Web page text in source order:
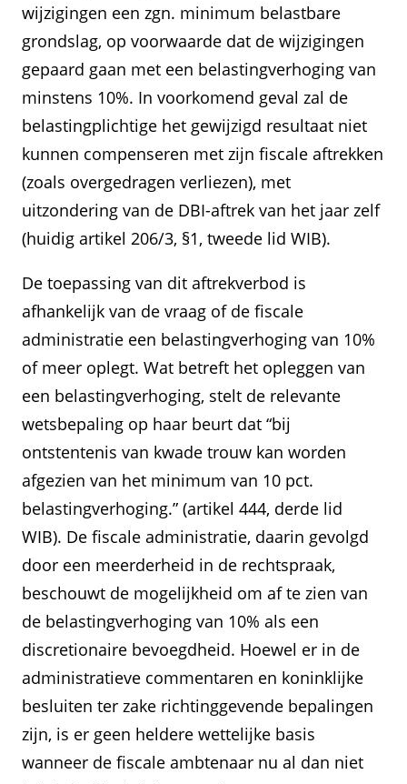
wijzigingen een zgn. minimum belastbare
grondslag, op voorwaarde dat de wijzigingen
gepaard gaan met een belastingverhoging van
minstens 10%. In voorkomend geval zal de
belastingplichtige het gewijzigd resultaat niet
kunnen compenseren met zijn fiscale aftrekken
(zoals overgedragen verliezen), met
uitzondering van de DBI-aftrek van het jaar zelf
(huidig artikel 206/3, §1, tweede lid WIB).
De toepassing van dit aftrekverbod is
afhankelijk van de vraag of de fiscale
administratie een belastingverhoging van 10%
of meer oplegt. Wat betreft het opleggen van
een belastingverhoging, stelt de relevante
wetsbepaling op haar beurt dat “bij
ontstentenis van kwade trouw kan worden
afgezien van het minimum van 10 pct.
belastingverhoging.” (artikel 444, derde lid
WIB). De fiscale administratie, daarin gevolgd
door een meerderheid in de rechtspraak,
beschouwt de mogelijkheid om af te zien van
de belastingverhoging van 10% als een
discretionaire bevoegdheid. Hoewel er in de
administratieve commentaren en koninklijke
besluiten ter zake richtinggevende bepalingen
zijn, is er geen heldere wettelijke basis
wanneer de fiscale ambtenaar nu al dan niet